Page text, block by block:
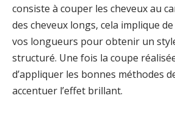
consiste à couper les cheveux au
des cheveux longs, cela implique
vos longueurs pour obtenir un
structuré. Une fois la coupe
d’appliquer les bonnes méthodes
accentuer l’effet brillant.